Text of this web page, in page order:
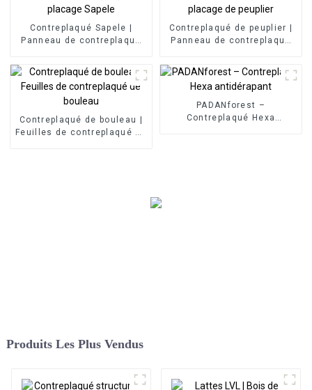
Contreplaqué Sapele |
Panneau de contreplaqué
Contreplaqué de peuplier |
Panneau de contreplaqué
Contreplaqué de bouleau |
Feuilles de contreplaqué de
PADANforest –
Contreplaqué Hexa
Produits Les Plus Vendus